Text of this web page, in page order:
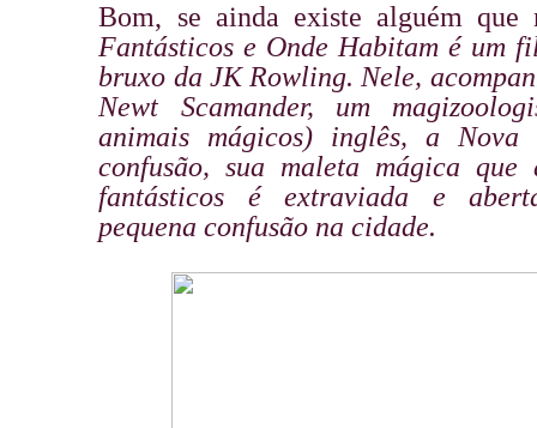
Bom, se ainda existe alguém que
Fantásticos e Onde Habitam é um
bruxo da JK Rowling. Nele,
Newt Scamander, um
animais mágicos) inglês, a Nova
confusão, sua maleta mágica
fantásticos é extraviada e
pequena confusão na cidade.